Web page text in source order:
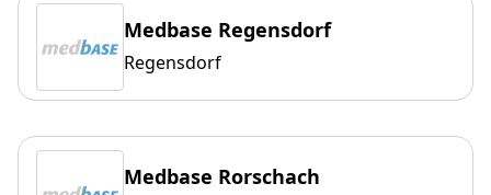
Medbase Regensdorf
Regensdorf
Medbase Rorschach